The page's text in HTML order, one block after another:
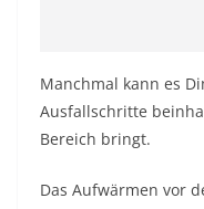
Manchmal kann es
Ausfallschritte
Bereich bringt.
Das Aufwärmen vor